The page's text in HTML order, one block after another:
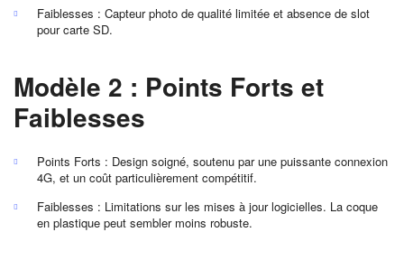
Faiblesses : Capteur photo de qualité limitée et absence de slot
pour carte SD.
Modèle 2 : Points Forts et
Faiblesses
Points Forts : Design soigné, soutenu par une puissante connexion
4G, et un coût particulièrement compétitif.
Faiblesses : Limitations sur les mises à jour logicielles. La coque
en plastique peut sembler moins robuste.